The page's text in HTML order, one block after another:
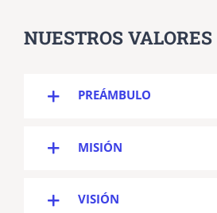
NUESTROS VALORES
PREÁMBULO
MISIÓN
VISIÓN